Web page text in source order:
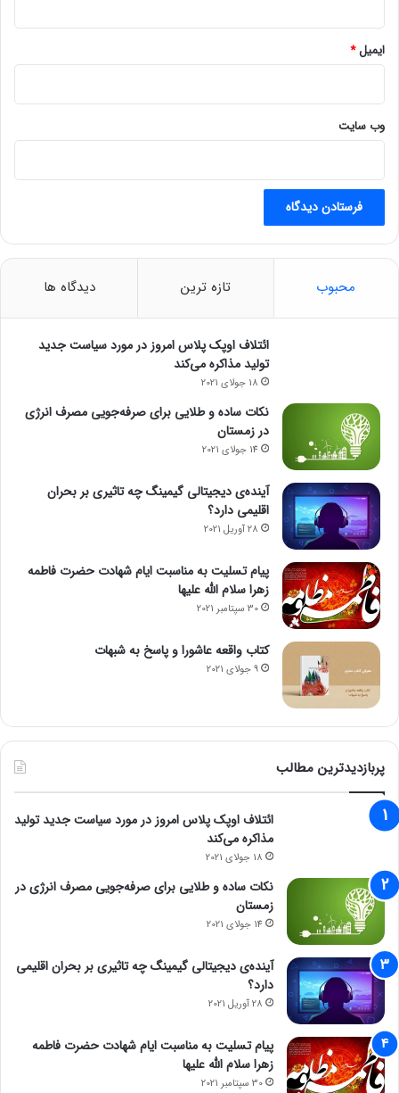
ایمیل*
وب‌ سایت
محبوب تازه ترین دیدگاه ها
ائتلاف اوپک پلاس امروز در مورد سیاست جدید
تولید مذاکره می‌کند
18 جولای 2021
نکات ساده و طلایی برای صرفه‌جویی مصرف انرژی
در زمستان
14 جولای 2021
آینده‌ی دیجیتالی گیمینگ چه تاثیری بر بحران
اقلیمی دارد؟
28 آوریل 2021
پیام تسلیت به مناسبت ایام شهادت حضرت فاطمه
زهرا سلام الله علیها
30 سپتامبر 2021
کتاب واقعه عاشورا و پاسخ به شبهات
9 جولای 2021
پربازدیدترین مطالب
ائتلاف اوپک پلاس امروز در مورد سیاست جدید تولید
مذاکره می‌کند
18 جولای 2021
نکات ساده و طلایی برای صرفه‌جویی مصرف انرژی در
زمستان
14 جولای 2021
آینده‌ی دیجیتالی گیمینگ چه تاثیری بر بحران اقلیمی
دارد؟
28 آوریل 2021
پیام تسلیت به مناسبت ایام شهادت حضرت فاطمه
زهرا سلام الله علیها
30 سپتامبر 2021